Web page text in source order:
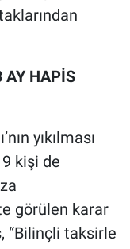
AY HAPİS
yıkılması
kişi de
görülen karar
“Bilinçli taksirle